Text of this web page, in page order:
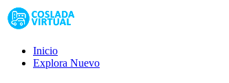
Inicio
Explora Nuevo